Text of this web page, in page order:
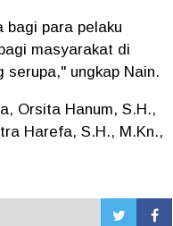
bagi para pelaku
masyarakat di
serupa," ungkap Nain.
Orsita Hanum, S.H.,
Harefa, S.H., M.Kn.,